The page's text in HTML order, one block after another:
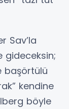
Sav’la
gideceksin;
başörtülü
kendine
böyle